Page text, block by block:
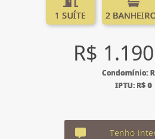
1 SUÍTE 2
R$
Condomínio:
IPTU: R$ 0
Tenho